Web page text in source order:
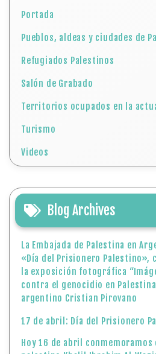
Portada
Pueblos, aldeas y ciudades de
Refugiados Palestinos
Salón de Grabado
Territorios ocupados en la
Turismo
Videos
Blog Archives
La Embajada de Palestina en
«Día del Prisionero Palestino»,
la exposición fotográfica
contra el genocidio en
argentino Cristian Pirovano
17 de abril: Día del Prisionero
Hoy 16 de abril